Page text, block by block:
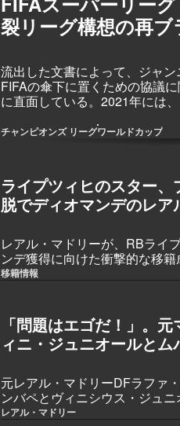
裂リーグ構想の再
流出した文書によって、ジャ
FIFAの傘下に置くための協議
に直面している。2021年には
グ」として打ち出す可能性を探
チャンピオンズ リーグワールドカップ
ライプツィヒのスター
脱でディオマンデのレ
レアル・マドリーが、RBライ
ンデ獲得に向けた衝撃的な移
のコートジボワール代表は、ク
を受けるためスペインへ向か
移籍情報
「問題はエゴだ！」。
ィニ・ジュニオールと
元レアル・マドリーDFラファ
ンバペとヴィニシウス・ジュ
「エゴ」が2人の連係を妨げて
レアル・マドリー